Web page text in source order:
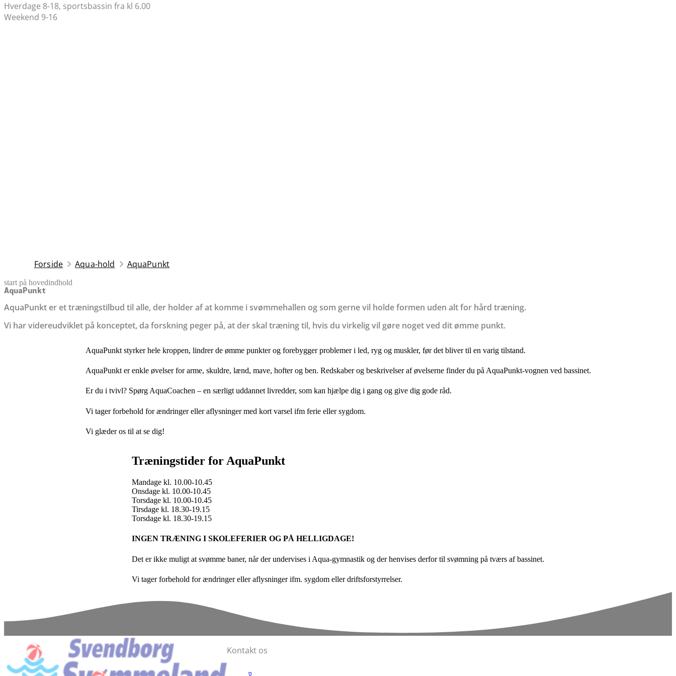
Hverdage 8-18, sportsbassin fra kl 6.00
Weekend 9-16
Forside Aqua-hold AquaPunkt
start på hovedindhold
AquaPunkt
AquaPunkt er et træningstilbud til alle, der holder af at komme i svømmehallen og som gerne vil holde formen uden alt for hård træning.
Vi har videreudviklet på konceptet, da forskning peger på, at der skal træning til, hvis du virkelig vil gøre noget ved dit ømme punkt.
senest opdateret 9. januar 2026
AquaPunkt styrker hele kroppen, lindrer de ømme punkter og forebygger problemer i led, ryg og muskler, før det bliver til en varig tilstand.
AquaPunkt er enkle øvelser for arme, skuldre, lænd, mave, hofter og ben. Redskaber og beskrivelser af øvelserne finder du på AquaPunkt-vognen ved bassinet.
Er du i tvivl? Spørg AquaCoachen – en særligt uddannet livredder, som kan hjælpe dig i gang og give dig gode råd.
Vi tager forbehold for ændringer eller aflysninger med kort varsel ifm ferie eller sygdom.
Vi glæder os til at se dig!
Træningstider for AquaPunkt
Mandage kl. 10.00-10.45
Onsdage kl. 10.00-10.45
Torsdage kl. 10.00-10.45
Tirsdage kl. 18.30-19.15
Torsdage kl. 18.30-19.15
INGEN TRÆNING I SKOLEFERIER OG PÅ HELLIGDAGE!
Det er ikke muligt at svømme baner, når der undervises i Aqua-gymnastik og der henvises derfor til svømning på tværs af bassinet.
Vi tager forbehold for ændringer eller aflysninger ifm. sygdom eller driftsforstyrrelser.
Kontakt os